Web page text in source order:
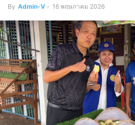
By Admin-V - 16 พฤษภาคม 2026